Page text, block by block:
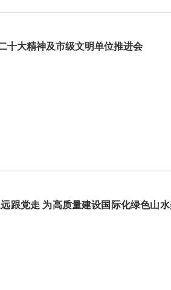
十大精神及市级文明单位推进会
跟党走 为高质量建设国际化绿色